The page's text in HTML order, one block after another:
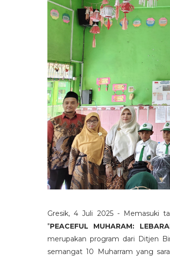
Gresik, 4 Juli 2025 - Memasuki
"PEACEFUL MUHARAM:
merupakan program dari Ditjen
semangat 10 Muharram yang